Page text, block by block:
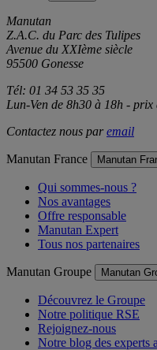
Manutan
Z.A.C. du Parc des Tulipes
Avenue du XXIème siècle
95500 Gonesse
Tél: 01 34 53 35 35
Lun-Ven de 8h30 à 18h -
Contactez nous paremail
Manutan France Manutan
Qui sommes-nous ?
Nos avantages
Offre responsable
Manutan Expert
Tous nos partenaires
Manutan Groupe Manutan
Découvrez le Groupe
Notre politique RSE
Rejoignez-nous
Notre blog des experts